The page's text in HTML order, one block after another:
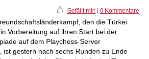
Gefällt mir! 0 Kommentare
den die Türkei
Vorbereitung auf ihren Start bei der
auf dem Playchess-Server
ist gestern nach sechs Runden zu Ende